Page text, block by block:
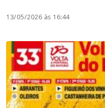
13/05/2026 às 16:44